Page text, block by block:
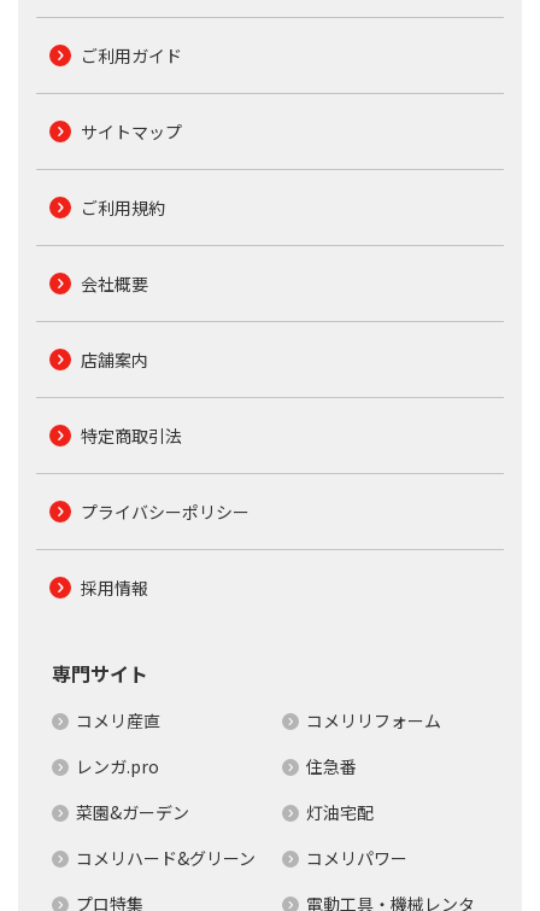
ご利用ガイド
サイトマップ
ご利用規約
会社概要
店舗案内
特定商取引法
プライバシーポリシー
採用情報
専門サイト
コメリ産直
コメリリフォーム
レンガ.pro
住急番
菜園&ガーデン
灯油宅配
コメリハード&グリーン
コメリパワー
プロ特集
電動工具・機械レンタ